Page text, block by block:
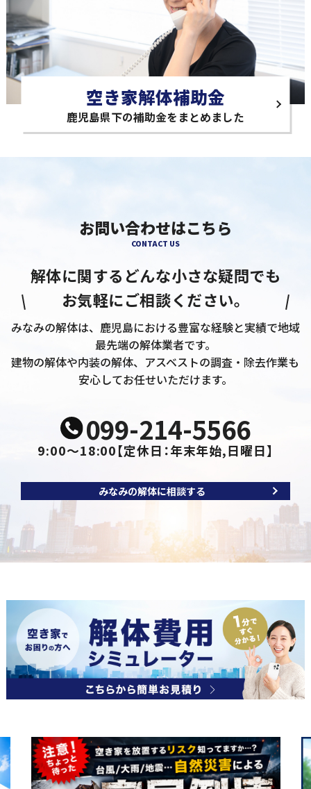
空き家解体補助金
鹿児島県下の補助金をまとめました
お問い合わせはこちら
CONTACT US
解体に関するどんな小さな疑問でも
お気軽にご相談ください。
みなみの解体は、鹿児島における豊富な経験と実績で地域
最先端の解体業者です。
建物の解体や内装の解体、アスベストの調査・除去作業も
安心してお任せいただけます。
099-214-5566
9:00～18:00【定休日：年末年始,日曜日】
みなみの解体に相談する